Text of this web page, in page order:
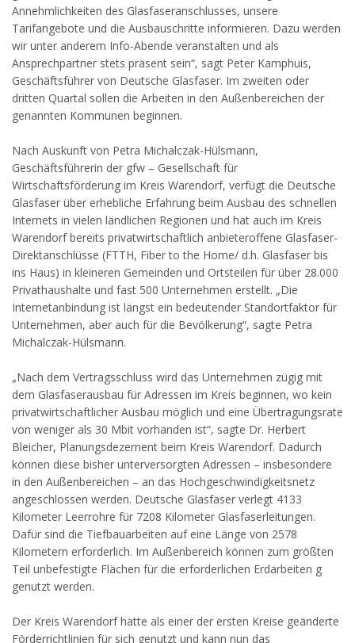
Annehmlichkeiten des Glasfaseranschlusses, unsere
Tarifangebote und die Ausbauschritte informieren. Dazu werden
wir unter anderem Info-Abende veranstalten und als
Ansprechpartner stets präsent sein“, sagt Peter Kamphuis,
Geschäftsführer von Deutsche Glasfaser. Im zweiten oder
dritten Quartal sollen die Arbeiten in den Außenbereichen der
genannten Kommunen beginnen.
Nach Auskunft von Petra Michalczak-Hülsmann,
Geschäftsführerin der gfw – Gesellschaft für
Wirtschaftsförderung im Kreis Warendorf, verfügt die Deutsche
Glasfaser über erhebliche Erfahrung beim Ausbau des schnellen
Internets in vielen ländlichen Regionen und hat auch im Kreis
Warendorf bereits privatwirtschaftlich anbieteroffene Glasfaser-
Direktanschlüsse (FTTH, Fiber to the Home/ d.h. Glasfaser bis
ins Haus) in kleineren Gemeinden und Ortsteilen für über 28.000
Privathaushalte und fast 500 Unternehmen erstellt. „Die
Internetanbindung ist längst ein bedeutender Standortfaktor für
Unternehmen, aber auch für die Bevölkerung“, sagte Petra
Michalczak-Hülsmann.
„Nach dem Vertragsschluss wird das Unternehmen zügig mit
dem Glasfaserausbau für Adressen im Kreis beginnen, wo kein
privatwirtschaftlicher Ausbau möglich und eine Übertragungsrate
von weniger als 30 Mbit vorhanden ist“, sagte Dr. Herbert
Bleicher, Planungsdezernent beim Kreis Warendorf. Dadurch
können diese bisher unterversorgten Adressen – insbesondere
in den Außenbereichen – an das Hochgeschwindigkeitsnetz
angeschlossen werden. Deutsche Glasfaser verlegt 4133
Kilometer Leerrohre für 7208 Kilometer Glasfaserleitungen.
Dafür sind die Tiefbauarbeiten auf eine Länge von 2578
Kilometern erforderlich. Im Außenbereich können zum größten
Teil unbefestigte Flächen für die erforderlichen Erdarbeiten g
genutzt werden.
Der Kreis Warendorf hatte als einer der ersten Kreise geänderte
Förderrichtlinien für sich genutzt und kann nun das